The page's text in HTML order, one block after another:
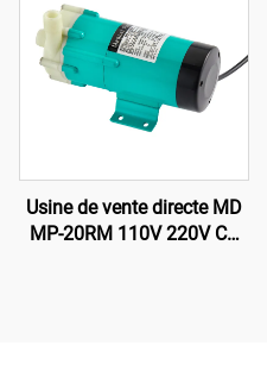
Usine de vente directe MD
MP-20RM 110V 220V CA